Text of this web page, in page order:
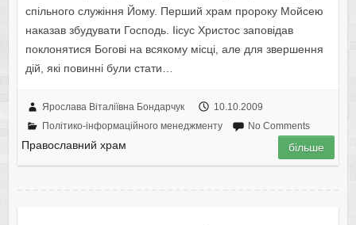
спільного служіння Йому. Перший храм пророку Мойсею
наказав збудувати Господь. Іісус Христос заповідав
поклонятися Богові на всякому місці, але для звершення
дій, які повинні були стати…
Ярослава Віталіївна Бондарчук
10.10.2009
Політико-інформаційного менеджменту
No Comments
Православний храм більше